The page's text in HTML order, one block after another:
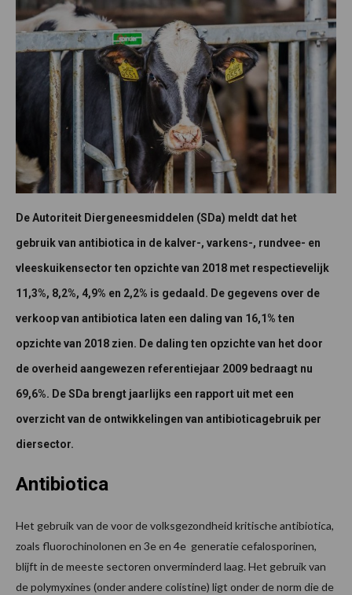
De Autoriteit Diergeneesmiddelen (SDa) meldt dat het
gebruik van antibiotica in de kalver-, varkens-, rundvee- en
vleeskuikensector ten opzichte van 2018 met respectievelijk
11,3%, 8,2%, 4,9% en 2,2% is gedaald. De gegevens over de
verkoop van antibiotica laten een daling van 16,1% ten
opzichte van 2018 zien. De daling ten opzichte van het door
de overheid aangewezen referentiejaar 2009 bedraagt nu
69,6%. De SDa brengt jaarlijks een rapport uit met een
overzicht van de ontwikkelingen van antibioticagebruik per
diersector.
Antibiotica
Het gebruik van de voor de volksgezondheid kritische antibiotica,
zoals fluorochinolonen en 3e en 4e generatie cefalosporinen,
blijft in de meeste sectoren onverminderd laag. Het gebruik van
de polymyxines (onder andere colistine) ligt onder de norm die de